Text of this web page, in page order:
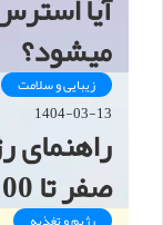
میشود؟
زیبایی و سلامت
1404-03-13
راهنمای
صفر تا 100